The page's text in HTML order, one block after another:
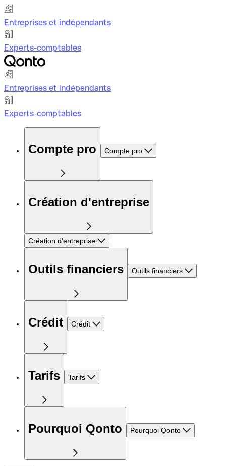
Entreprises et indépendants
Experts-comptables
Entreprises et indépendants
Experts-comptables
Compte pro Compte pro
Création d'entreprise
Création d'entreprise
Outils financiers Outils financiers
Crédit Crédit
Tarifs Tarifs
Pourquoi Qonto Pourquoi Qonto